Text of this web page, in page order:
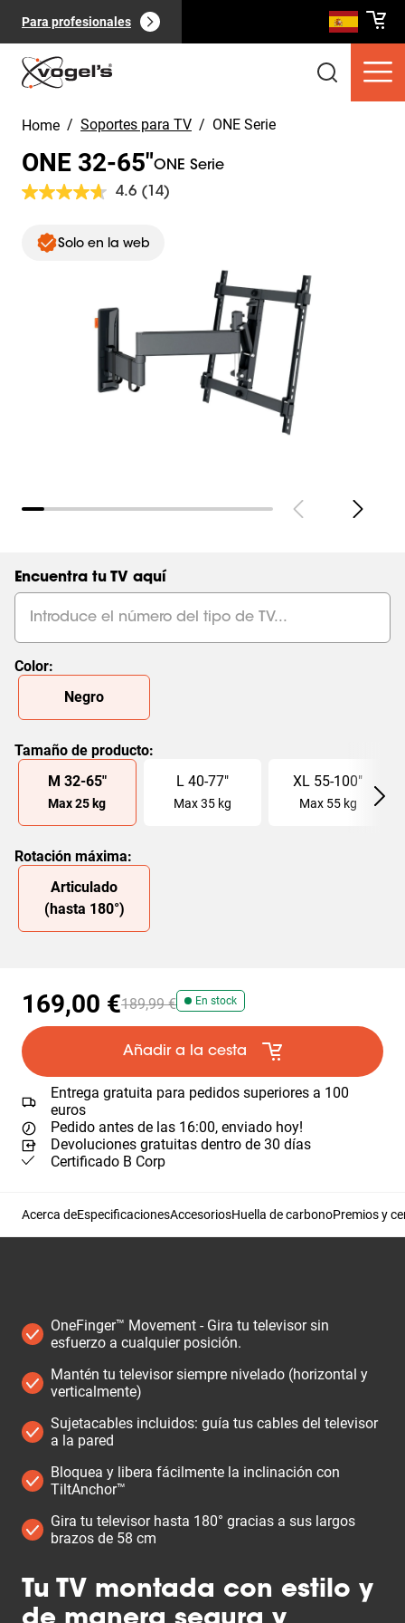
Para profesionales
Productos de consumo
Páginas(0
Home / Soportes para TV / ONE Serie
ONE 32-65"ONE Serie
4.6 Lea
Enlace
(14)
Solo en la web
Slide 1 of 11
Encuentra tu TV aquí
Color:
Slide 1 of 1
Negro
Tamaño de producto:
Slide 1 of 3
M 32-65"
Max 25 kg
L 40-77"
Max35 kg
XL 55-100"
Max 55 kg
Rotación máxima:
Slide 1 of 1
Articulado
(hasta 180°)
En stock
169,00 €189,99 €
Añadir a la cesta
Entrega gratuita para pedidos superiores a 100
euros
Pedido antes de las 16:00, enviado hoy!
Devoluciones gratuitas dentro de 30 días
Certificado B Corp
Acerca deEspecificacionesAccesoriosHuella de carbonoPremios y
OneFinger™ Movement - Gira tu televisor sin
esfuerzo a cualquier posición.
Mantén tu televisor siempre nivelado (horizontal y
verticalmente)
Sujetacables incluidos: guía tus cables del televisor
a la pared
Bloquea y libera fácilmente la inclinación con
TiltAnchor™
Gira tu televisor hasta 180° gracias a sus largos
brazos de 58 cm
Tu TV montada con estilo y